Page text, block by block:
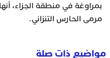
بمراوغة في منطقة الجزاء،
مرمى الحارس التنزاني.
مواضيع ذات صلة